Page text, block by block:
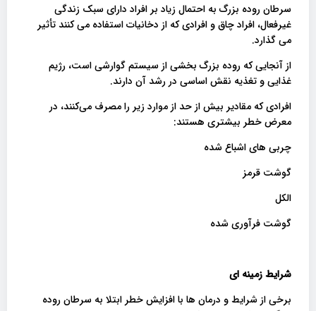
سرطان روده بزرگ به احتمال زیاد بر افراد دارای سبک زندگی
غیرفعال، افراد چاق و افرادی که از دخانیات استفاده می کنند تأثیر
می گذارد.
از آنجایی که روده بزرگ بخشی از سیستم گوارشی است، رژیم
غذایی و تغذیه نقش اساسی در رشد آن دارند.
افرادی که مقادیر بیش از حد از موارد زیر را مصرف می‌کنند، در
معرض خطر بیشتری هستند:
چربی های اشباع شده
گوشت قرمز
الکل
گوشت فرآوری شده
شرایط زمینه ای
برخی از شرایط و درمان ها با افزایش خطر ابتلا به سرطان روده